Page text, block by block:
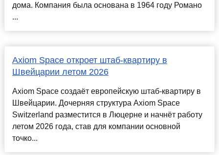
дома. Компания была основана в 1964 году Романо
...
Axiom Space откроет штаб-квартиру в
Швейцарии летом 2026
Axiom Space создаёт европейскую штаб-квартиру в
Швейцарии. Дочерняя структура Axiom Space
Switzerland разместится в Люцерне и начнёт работу
летом 2026 года, став для компании основной
точко...